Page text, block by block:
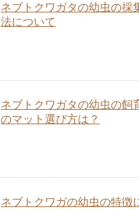
ネブトクワガタの幼虫の採
法について
ネブトクワガタの幼虫の飼
のマット選び方は？
ネブトクワガの幼虫の特徴